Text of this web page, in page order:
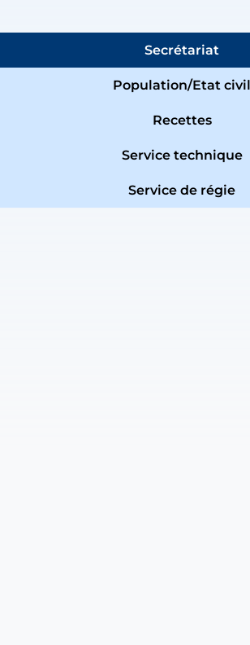
Secrétariat
Population/Etat civil
Recettes
Service technique
Service de régie